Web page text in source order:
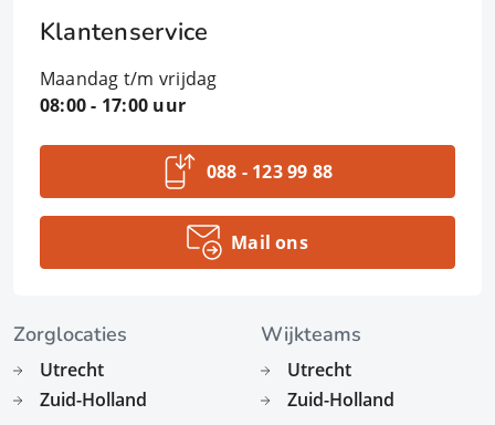
Klantenservice
Maandag t/m vrijdag
08:00 - 17:00 uur
088 - 123 99 88
Mail ons
Zorglocaties
Utrecht
Zuid-Holland
Wijkteams
Utrecht
Zuid-Holland